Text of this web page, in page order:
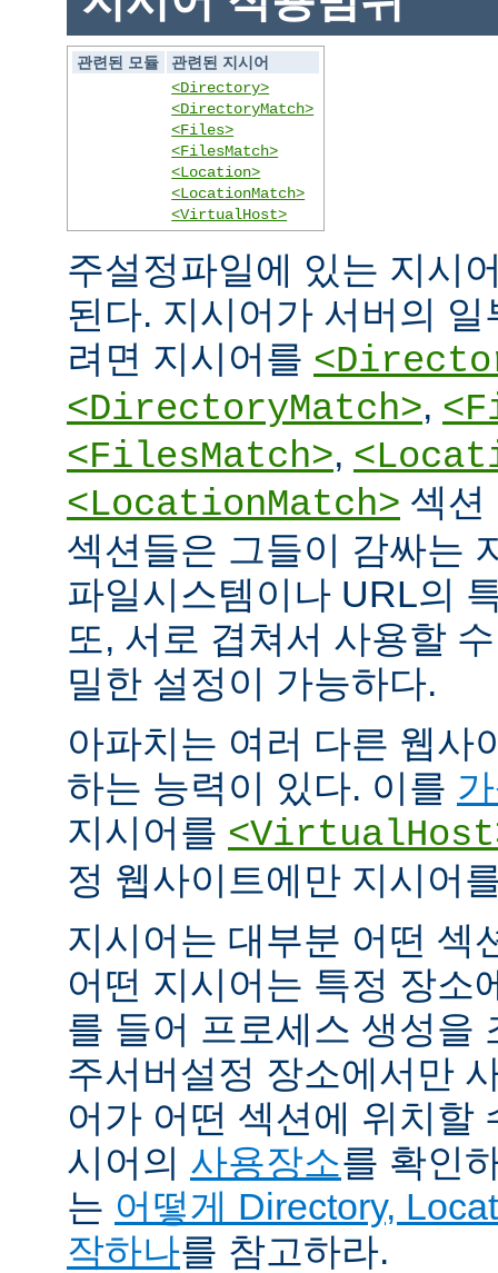
관련된 모듈
관련된 지시어
<Directory>
<DirectoryMatch>
<Files>
<FilesMatch>
<Location>
<LocationMatch>
<VirtualHost>
주설정파일에 있는 지시
된다. 지시어가 서버의
려면 지시어를
<DirectoryMatch>,
<FilesMatch>,
<LocationMatch> 섹션
섹션들은 그들이 감싸는
파일시스템이나 URL의
또, 서로 겹쳐서 사용할
밀한 설정이 가능하다.
아파치는 여러 다른 웹사
하는 능력이 있다. 이를
지시어를
정 웹사이트에만 지시어
지시어는 대부분 어떤 섹
어떤 지시어는 특정 장소
를 들어 프로세스 생성을
주서버설정 장소에서만
어가 어떤 섹션에 위치할
시어의 사용장소를 확인
는 어떻게 Directory,
작하나를 참고하라.